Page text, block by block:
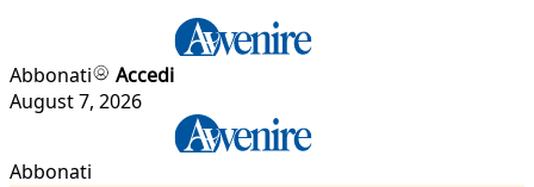
Abbonati
Accedi
August 7, 2026
Abbonati